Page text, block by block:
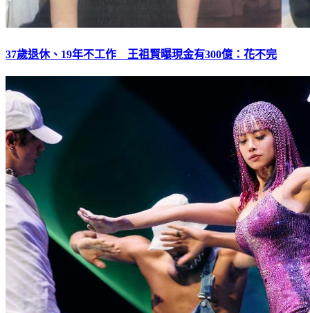
37歲退休、19年不工作 王祖賢曝現金有300億：花不完